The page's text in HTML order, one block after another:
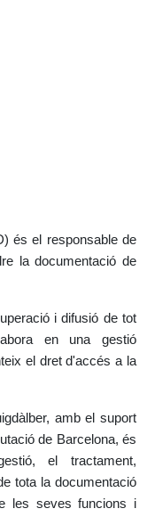
és el responsable de
la documentació de
i difusió de tot
en una gestió
el dret d'accés a la
amb el suport
de Barcelona, és
el tractament,
tota la documentació
les seves funcions i